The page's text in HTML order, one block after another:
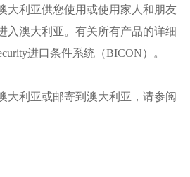
大利亚供您使用或使用家人和朋友
入澳大利亚。有关所有产品的详细
进口条件系统（BICON）。
大利亚或邮寄到澳大利亚，请参阅